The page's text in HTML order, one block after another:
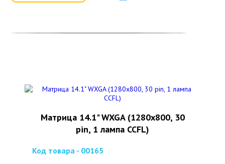
Матрица 14.1" WXGA (1280x800, 30
pin, 1 лампа CCFL)
Код товара - 00165